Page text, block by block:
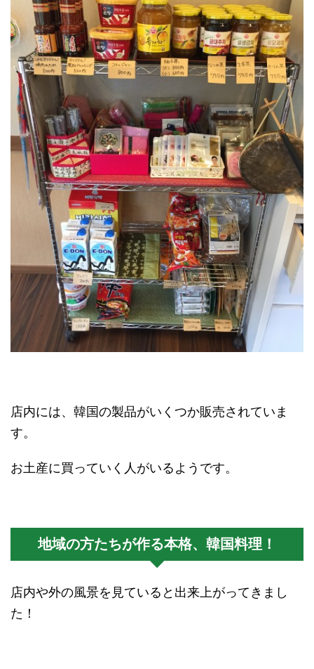
店内には、韓国の製品がいくつか販売されていま
す。
お土産に買っていく人がいるようです。
地域の方たちが作る本格、韓国料理！
店内や外の風景を見ていると出来上がってきまし
た！